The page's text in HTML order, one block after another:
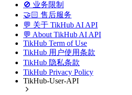
🚫 业务限制
🤝🏻 售后服务
💬 关于 TikHub AI API
💬 About TikHub AI API
TikHub Term of Use
TikHub 用户使用条款
TikHub 隐私条款
TikHub Privacy Policy
TikHub-User-API